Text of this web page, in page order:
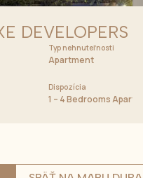
DEVELOPERS
Typ nehnuteľnosti
Apartment
Dispozícia
1 – 4 Bedrooms